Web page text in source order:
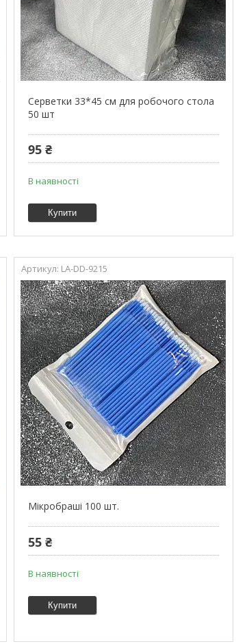
Серветки 33*45 см для робочого стола
50 шт
95 ₴
В наявності
Купити
LA-DD-9215
Мікробраші 100 шт.
55 ₴
В наявності
Купити